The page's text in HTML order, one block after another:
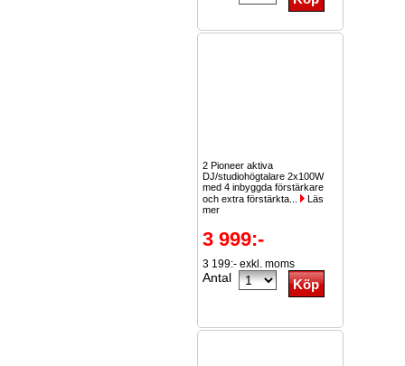
2 Pioneer aktiva
DJ/studiohögtalare 2x100W
med 4 inbyggda förstärkare
och extra förstärkta...
Läs
mer
3 999:-
3 199:- exkl. moms
Antal